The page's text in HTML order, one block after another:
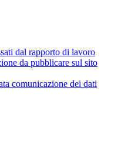
dal rapporto di lavoro
da pubblicare sul sito
comunicazione dei dati